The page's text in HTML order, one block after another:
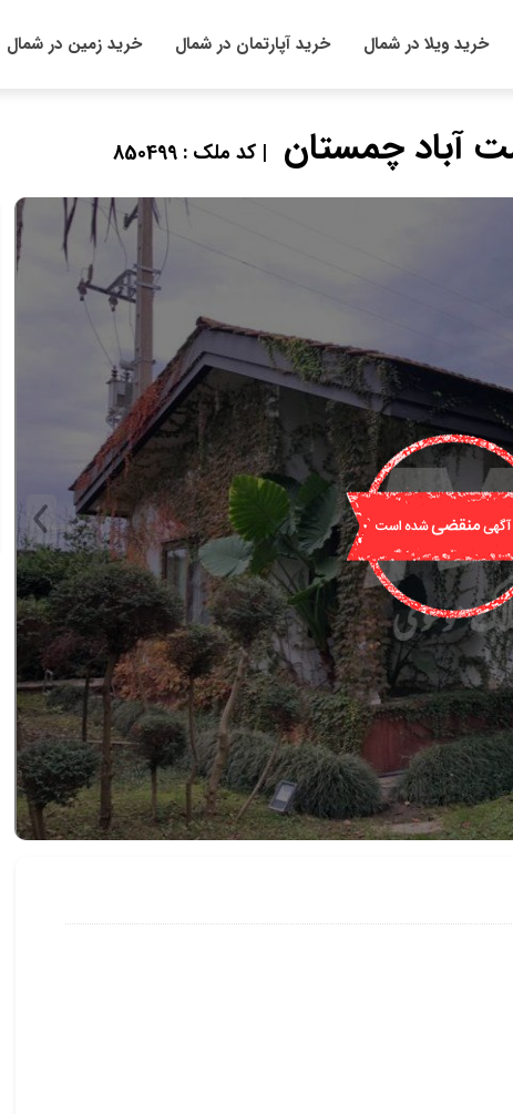
خرید ویلا در شمال خرید آپارتمان در شمال خرید زمین در شمال
| کد ملک : 850499